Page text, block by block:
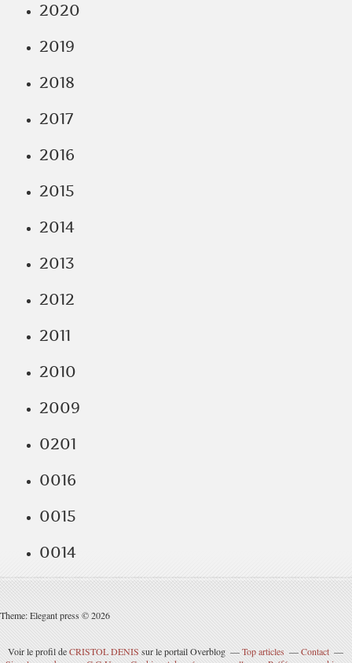
2020
2019
2018
2017
2016
2015
2014
2013
2012
2011
2010
2009
0201
0016
0015
0014
Theme: Elegant press © 2026
Voir le profil deCRISTOL DENIS sur le portail Overblog Top articles
Contact